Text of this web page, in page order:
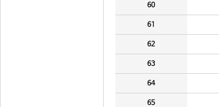
60
61
62
63
64
65